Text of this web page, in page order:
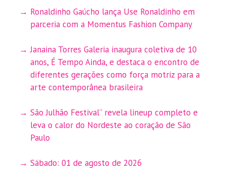
Ronaldinho Gaúcho lança Use Ronaldinho em
parceria com a Momentus Fashion Company
Janaina Torres Galeria inaugura coletiva de 10
anos, É Tempo Ainda, e destaca o encontro de
diferentes gerações como força motriz para a
arte contemporânea brasileira
São Julhão Festival” revela lineup completo e
leva o calor do Nordeste ao coração de São
Paulo
Sábado: 01 de agosto de 2026